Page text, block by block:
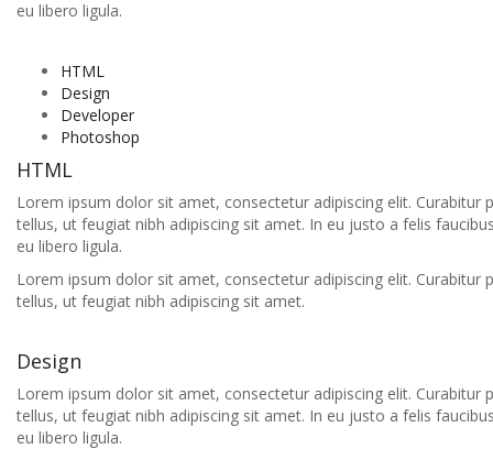
eu libero ligula.
HTML
Design
Developer
Photoshop
HTML
Lorem ipsum dolor sit amet, consectetur adipiscing elit. Curabitur
tellus, ut feugiat nibh adipiscing sit amet. In eu justo a felis
eu libero ligula.
Lorem ipsum dolor sit amet, consectetur adipiscing elit. Curabitur
tellus, ut feugiat nibh adipiscing sit amet.
Design
Lorem ipsum dolor sit amet, consectetur adipiscing elit. Curabitur
tellus, ut feugiat nibh adipiscing sit amet. In eu justo a felis
eu libero ligula.